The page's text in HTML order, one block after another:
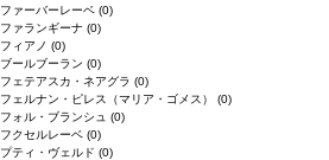
ファーバーレーベ (0)
ファランギーナ (0)
フィアノ (0)
ブールブーラン (0)
フェテアスカ・ネアグラ (0)
フェルナン・ピレス（マリア・ゴメス） (0)
フォル・ブランシュ (0)
フクセルレーベ (0)
プティ・ヴェルド (0)